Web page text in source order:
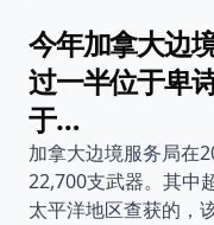
今年加拿大边
过一半位于卑
于…
加拿大边境服务局在
22,700支武器。其中
太平洋地区查获的，